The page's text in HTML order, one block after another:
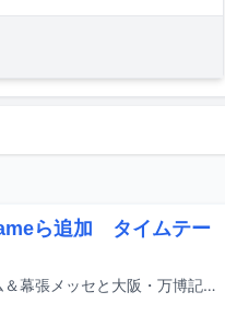
ら追加 タイムテー
8月14日から16日までの3日間にわたり、千葉・ZOZOマリンスタジアム＆幕張メッセと大阪・万博記念公園で行われる音楽フェスティバル「SUMMER SONIC 2026」の追加出演アーティストが発表された。